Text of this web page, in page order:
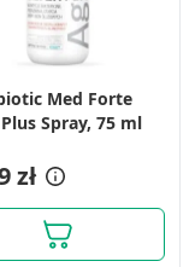
Med Forte
Spray, 75 ml
zł
do